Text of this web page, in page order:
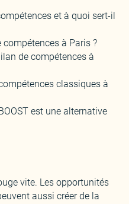
et à quoi sert-il
à Paris ?
de compétences à
classiques à
est une alternative
vite. Les opportunités
aussi créer de la